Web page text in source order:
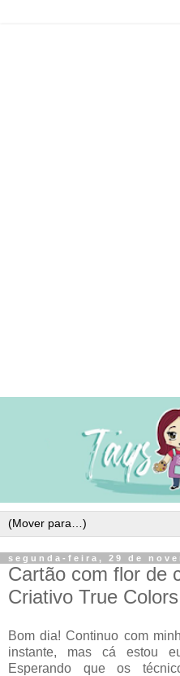
segunda-feira, 29 de
Cartão com flor de
Criativo True Colors
Bom dia! Continuo com
instante, mas cá estou
Esperando que os